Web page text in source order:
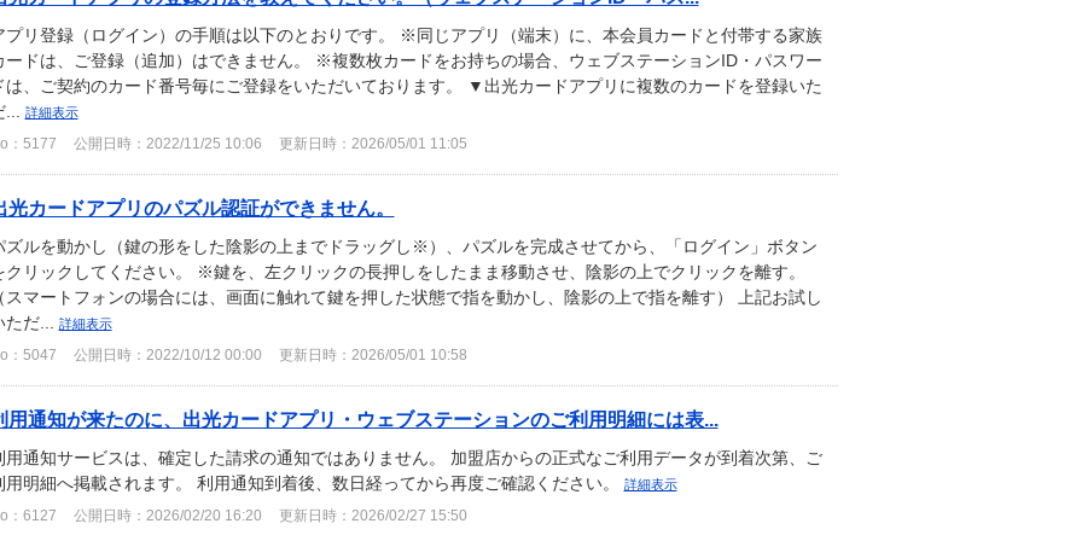
プリ登録（ログイン）の手順は以下のとおりです。 ※同じアプリ（端末）に、本会員カードと付帯する家族
ードは、ご登録（追加）はできません。 ※複数枚カードをお持ちの場合、ウェブステーションID・パスワー
は、ご契約のカード番号毎にご登録をいただいております。 ▼出光カードアプリに複数のカードを登録いた
...
詳細表示
：5177 公開日時：2022/11/25 10:06 更新日時：2026/05/01 11:05
光カードアプリのパズル認証ができません。
ズルを動かし（鍵の形をした陰影の上までドラッグし※）、パズルを完成させてから、「ログイン」ボタン
クリックしてください。 ※鍵を、左クリックの長押しをしたまま移動させ、陰影の上でクリックを離す。
スマートフォンの場合には、画面に触れて鍵を押した状態で指を動かし、陰影の上で指を離す） 上記お試し
ただ...
詳細表示
：5047 公開日時：2022/10/12 00:00 更新日時：2026/05/01 10:58
用通知が来たのに、出光カードアプリ・ウェブステーションのご利用明細には表...
用通知サービスは、確定した請求の通知ではありません。 加盟店からの正式なご利用データが到着次第、ご
用明細へ掲載されます。 利用通知到着後、数日経ってから再度ご確認ください。
詳細表示
：6127 公開日時：2026/02/20 16:20 更新日時：2026/02/27 15:50